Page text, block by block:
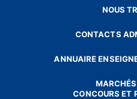
NOUS
CONTACTS
ANNUAIRE
CONCOURS ET